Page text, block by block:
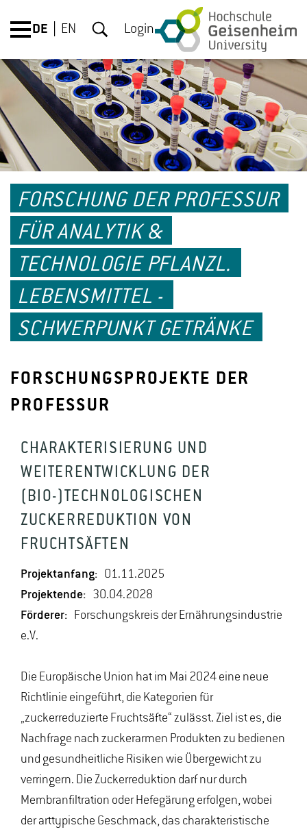
DE EN Login
FORSCHUNG DER PROFESSUR
FÜR ANALYTIK &
TECHNOLOGIE PFLANZL.
LEBENSMITTEL -
SCHWERPUNKT GETRÄNKE
FORSCHUNGSPROJEKTE DER
PROFESSUR
CHARAKTERISIERUNG UND
WEITERENTWICKLUNG DER
(BIO-)TECHNOLOGISCHEN
ZUCKERREDUKTION VON
FRUCHTSÄFTEN
Projektanfang: 01.11.2025
Projektende: 30.04.2028
Förderer: Forschungskreis der Ernährungsindustrie
e.V.
Die Europäische Union hat im Mai 2024 eine neue
Richtlinie eingeführt, die Kategorien für
„zuckerreduzierte Fruchtsäfte“ zulässt. Ziel ist es, die
Nachfrage nach zuckerarmen Produkten zu bedienen
und gesundheitliche Risiken wie Übergewicht zu
verringern. Die Zuckerreduktion darf nur durch
Membranfiltration oder Hefegärung erfolgen, wobei
der arttypische Geschmack, das charakteristische